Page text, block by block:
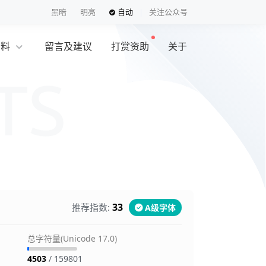
黑暗 明亮 自动 关注公众号
留言及建议 打赏资助 关于
推荐指数: 33 A级字体
总字符量(Unicode 17.0)
4503 / 159801